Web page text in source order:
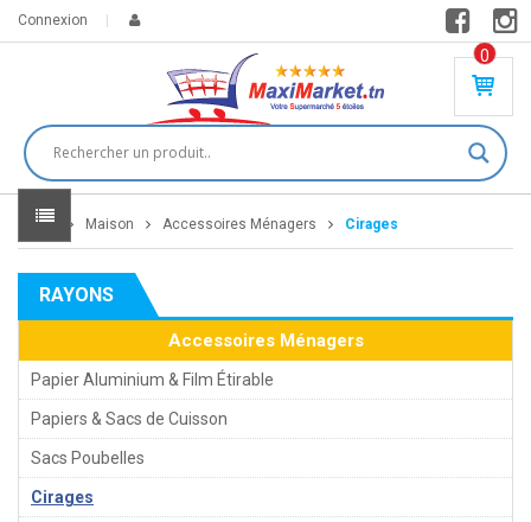
Connexion
0
PR
DU
IT(
S)
DT
Home Maison Accessoires Ménagers Cirages
RAYONS
Accessoires Ménagers
Papier Aluminium & Film Étirable
Papiers & Sacs de Cuisson
Sacs Poubelles
Cirages